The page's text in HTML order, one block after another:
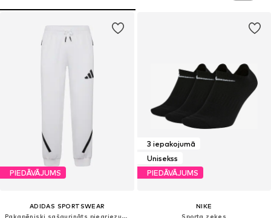
PIEDĀVĀJUMS
ADIDAS SPORTSWEAR
Pakapēniski sašaurināts piegriezums Sporta bikses 'Z.N.E.'
3 iepakojumā
Unisekss
PIEDĀVĀJUMS
NIKE
Sporta zeķes